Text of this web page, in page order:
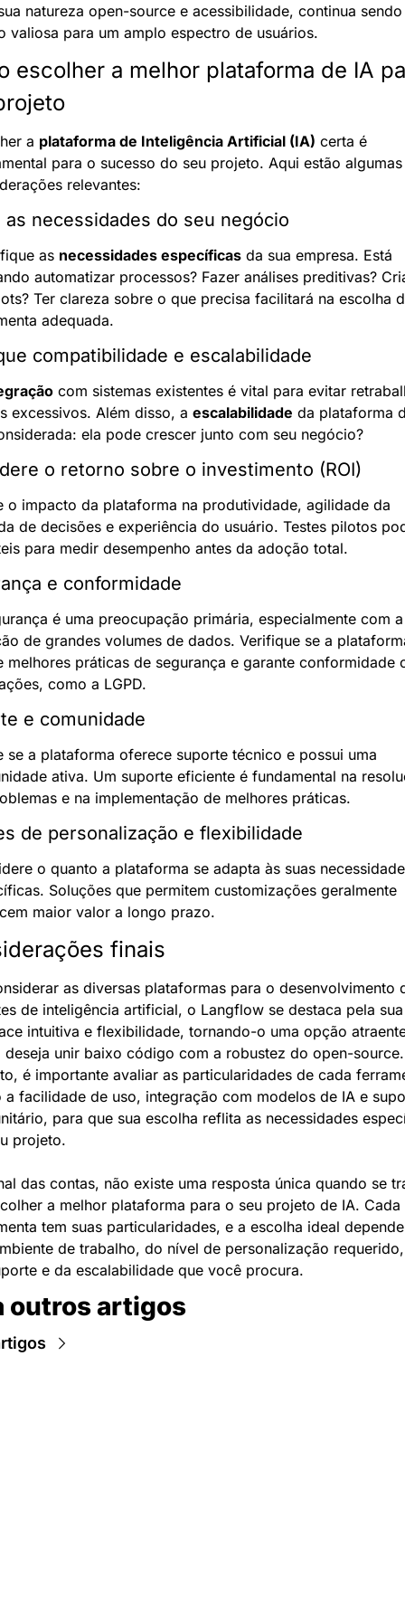
natureza open-source e acessibilidade, continua sendo
valiosa para um amplo espectro de usuários.
escolher a melhor plataforma de IA
a plataforma de Inteligência Artificial (IA) certa é
para o sucesso do seu projeto. Aqui estão algumas
relevantes:
as necessidades do seu negócio
as necessidades específicas da sua empresa. Está
automatizar processos? Fazer análises preditivas?
Ter clareza sobre o que precisa facilitará na escolha
adequada.
compatibilidade e escalabilidade
com sistemas existentes é vital para evitar
excessivos. Além disso, a escalabilidade da plataforma
ela pode crescer junto com seu negócio?
o retorno sobre o investimento (ROI)
o impacto da plataforma na produtividade, agilidade da
de decisões e experiência do usuário. Testes pilotos
para medir desempenho antes da adoção total.
e conformidade
é uma preocupação primária, especialmente com a
de grandes volumes de dados. Verifique se a
melhores práticas de segurança e garante conformidade
como a LGPD.
e comunidade
se a plataforma oferece suporte técnico e possui uma
ativa. Um suporte eficiente é fundamental na
e na implementação de melhores práticas.
de personalização e flexibilidade
o quanto a plataforma se adapta às suas
Soluções que permitem customizações geralmente
maior valor a longo prazo.
finais
as diversas plataformas para o desenvolvimento
de inteligência artificial, o Langflow se destaca pela sua
intuitiva e flexibilidade, tornando-o uma opção
deseja unir baixo código com a robustez do open-
é importante avaliar as particularidades de cada
a facilidade de uso, integração com modelos de IA e
para que sua escolha reflita as necessidades
projeto.
das contas, não existe uma resposta única quando se
a melhor plataforma para o seu projeto de IA. Cada
tem suas particularidades, e a escolha ideal
de trabalho, do nível de personalização
e da escalabilidade que você procura.
outros artigos